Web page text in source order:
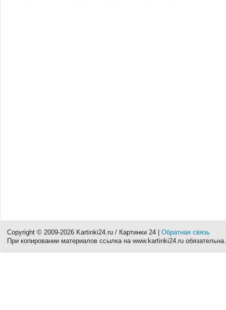
Copyright © 2009-2026 Kartinki24.ru / Картинки 24 | Обратная связь
При копировании материалов ссылка на www.kartinki24.ru обязательна.